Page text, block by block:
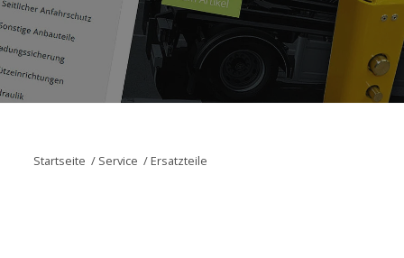
Startseite / Service / Ersatzteile